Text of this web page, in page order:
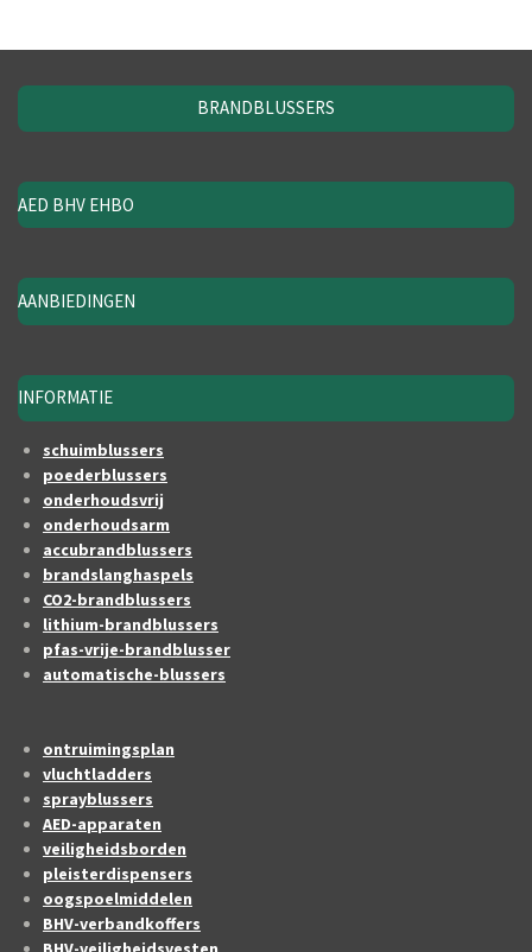
BRANDBLUSSERS
AED BHV EHBO
AANBIEDINGEN
INFORMATIE
schuimblussers
poederblussers
onderhoudsvrij
onderhoudsarm
accubrandblussers
brandslanghaspels
CO2-brandblussers
lithium-brandblussers
pfas-vrije-brandblusser
automatische-blussers
ontruimingsplan
vluchtladders
sprayblussers
AED-apparaten
veiligheidsborden
pleisterdispensers
oogspoelmiddelen
BHV-verbandkoffers